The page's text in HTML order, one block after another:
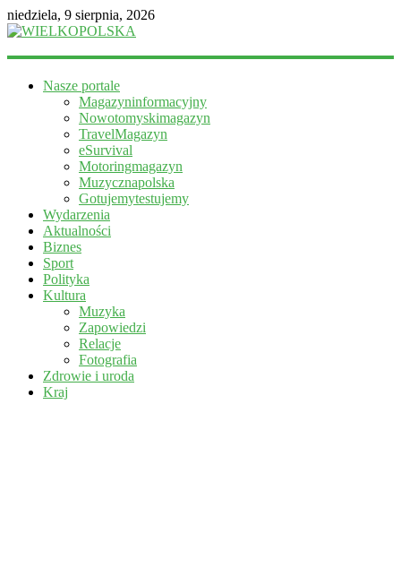
niedziela, 9 sierpnia, 2026
WIELKOPOLSKA
informacyjny
Nasze portale
Magazyninformacyjny
Nowotomyskimagazyn
TravelMagazyn
eSurvival
Motoringmagazyn
Muzycznapolska
Gotujemytestujemy
Wydarzenia
Aktualności
Biznes
Sport
Polityka
Kultura
Muzyka
Zapowiedzi
Relacje
Fotografia
Zdrowie i uroda
Kraj